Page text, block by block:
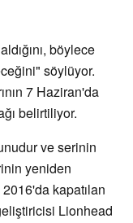
böylece
söylüyor.
7 Haziran'da
belirtiliyor.
ve serinin
yeniden
kapatılan
Lionhead